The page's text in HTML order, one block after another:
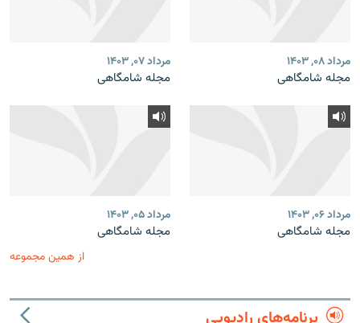
مرداد ۰۸, ۱۴۰۳
مجله شامگاهی
مرداد ۰۷, ۱۴۰۳
مجله شامگاهی
مرداد ۰۶, ۱۴۰۳
مجله شامگاهی
مرداد ۰۵, ۱۴۰۳
مجله شامگاهی
از همین مجموعه
برنامه‌های رادیویی